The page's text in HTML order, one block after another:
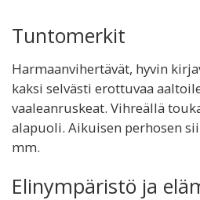
Tuntomerkit
Harmaanvihertävät, hyvin
kaksi selvästi erottuvaa
vaaleanruskeat. Vihreällä
alapuoli. Aikuisen perhosen
mm.
Elinympäristö ja